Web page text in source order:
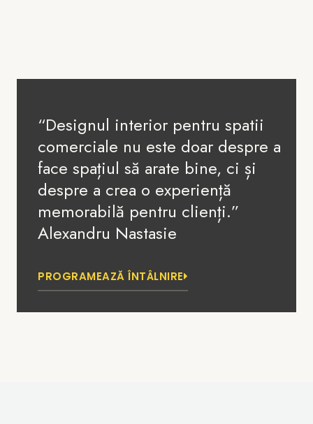
“Designul interior pentru spatii
comerciale nu este doar despre a
face spațiul să arate bine, ci și
despre a crea o experiență
memorabilă pentru clienți.”
Alexandru Nastasie
PROGRAMEAZĂ ÎNTÂLNIRE